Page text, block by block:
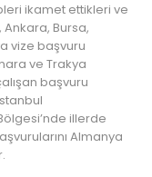
ikamet ettikleri ve
Ankara, Bursa,
vize başvuru
ve Trakya
başvuru
illerde
Almanya